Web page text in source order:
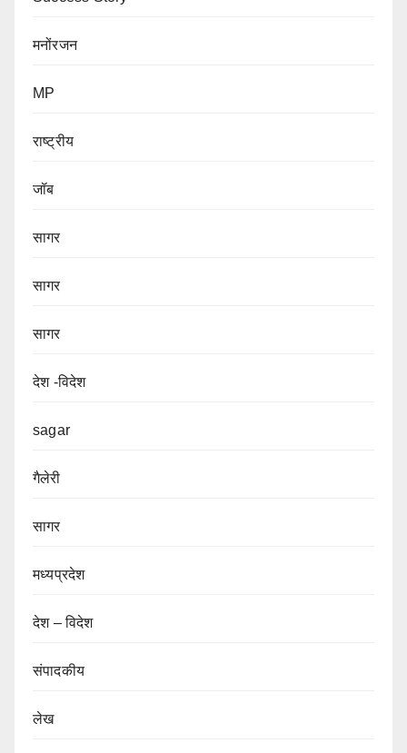
मनोंरजन
MP
राष्ट्रीय
जॉब
सागर
सागर
सागर
देश -विदेश
sagar
गैलेरी
सागर
मध्यप्रदेश
देश – विदेश
संपादकीय
लेख